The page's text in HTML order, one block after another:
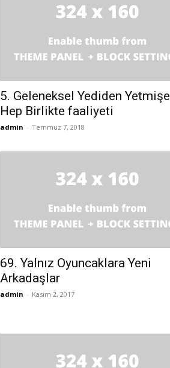
5. Geleneksel Yediden Yetmişe
Hep Birlikte faaliyeti
admin - Temmuz 7, 2018
69. Yalnız Oyuncaklara Yeni
Arkadaşlar
admin - Kasım 2, 2017